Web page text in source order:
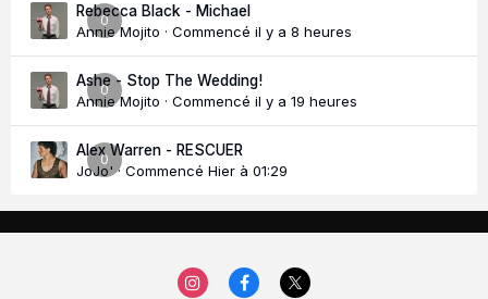
0
Rebecca Black - Michael
Annie Mojito · Commencé il y a 8 heures
0
Ashe - Stop The Wedding!
Annie Mojito · Commencé il y a 19 heures
0
Alex Warren - RESCUER
JoJo'· Commencé Hier à 01:29